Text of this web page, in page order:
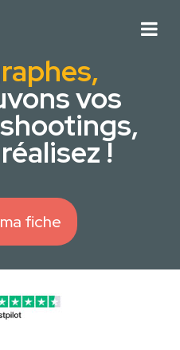
vos
!
fiche